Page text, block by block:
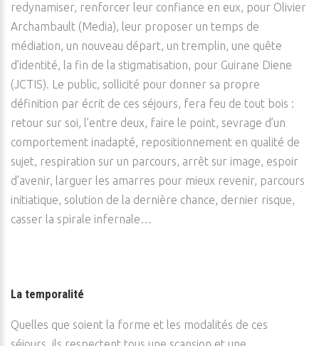
redynamiser, renforcer leur confiance en eux, pour Olivier
Archambault (Media), leur proposer un temps de
médiation, un nouveau départ, un tremplin, une quête
d’identité, la fin de la stigmatisation, pour Guirane Diene
(JCTIS). Le public, sollicité pour donner sa propre
définition par écrit de ces séjours, fera feu de tout bois :
retour sur soi, l’entre deux, faire le point, sevrage d’un
comportement inadapté, repositionnement en qualité de
sujet, respiration sur un parcours, arrêt sur image, espoir
d’avenir, larguer les amarres pour mieux revenir, parcours
initiatique, solution de la dernière chance, dernier risque,
casser la spirale infernale…
La temporalité
Quelles que soient la forme et les modalités de ces